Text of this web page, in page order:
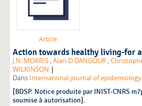
Article
Action towards healthy living-for
J.N. MORRIS ;Alan-D DANGOUR ;
WILKINSON |
Dans International journal of epidemiology
[BDSP. Notice produite par INIST-CNRS
soumise à autorisation].